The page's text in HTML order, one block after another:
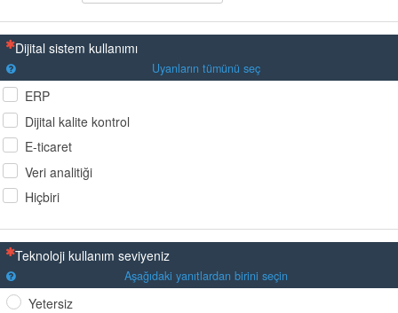
(Bu sorunun yanıtlanması zorunludur)
Dijital sistem kullanımı
Uyanların tümünü seç
ERP
Dijital kalite kontrol
E-ticaret
Veri analitiği
Hiçbiri
(Bu sorunun yanıtlanması zorunludur)
Teknoloji kullanım seviyeniz
Aşağıdaki yanıtlardan birini seçin
Yetersiz